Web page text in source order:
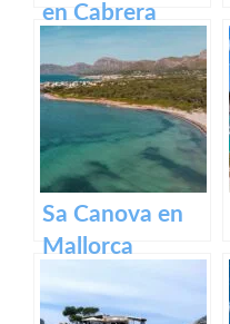
en Cabrera
Sa Canova en
Mallorca